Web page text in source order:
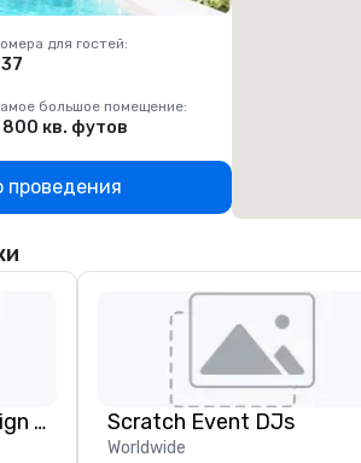
для гостей:
большое помещение:
800 кв. футов
проведения
Rythm EFX Event Design & Fabrication Scratch Event DJs
Worldwide